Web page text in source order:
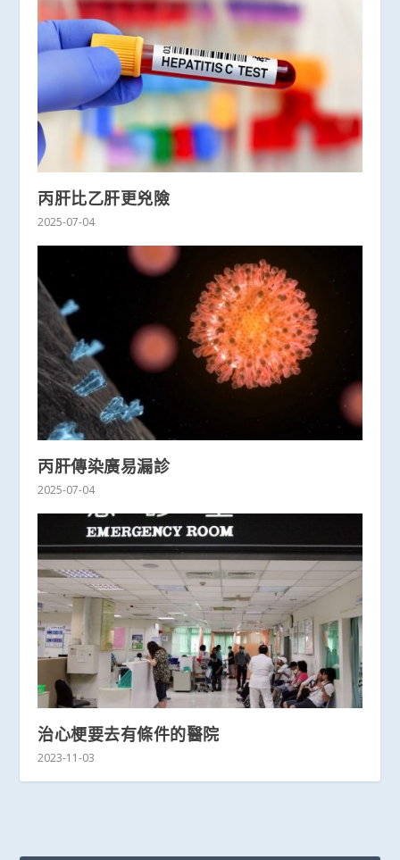
丙肝比乙肝更兇險
2025-07-04
丙肝傳染廣易漏診
2025-07-04
治心梗要去有條件的醫院
2023-11-03